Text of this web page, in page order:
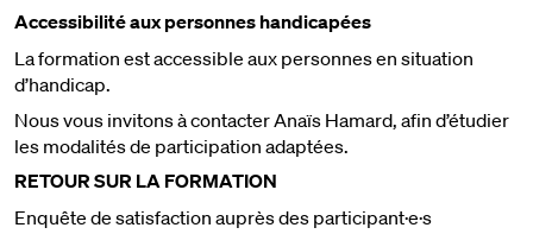
Accessibilité aux personnes handicapées
La formation est accessible aux personnes en situation
d’handicap.
Nous vous invitons à contacter Anaïs Hamard, afin d’étudier
les modalités de participation adaptées.
RETOUR SUR LA FORMATION
Enquête de satisfaction auprès des participant·e·s